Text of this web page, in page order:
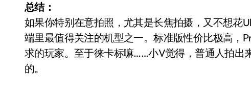
总结：
如果你特别在意拍照，尤其是长焦拍摄，又不想花
端里最值得关注的机型之一。标准版性价比极高，
求的玩家。至于徕卡标嘛……小V觉得，普通人拍出
的。